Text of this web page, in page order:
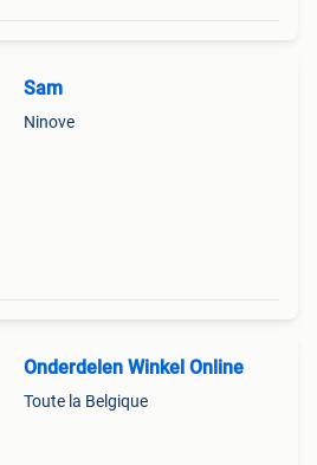
Sam
Ninove
Onderdelen Winkel Online
Toute la Belgique